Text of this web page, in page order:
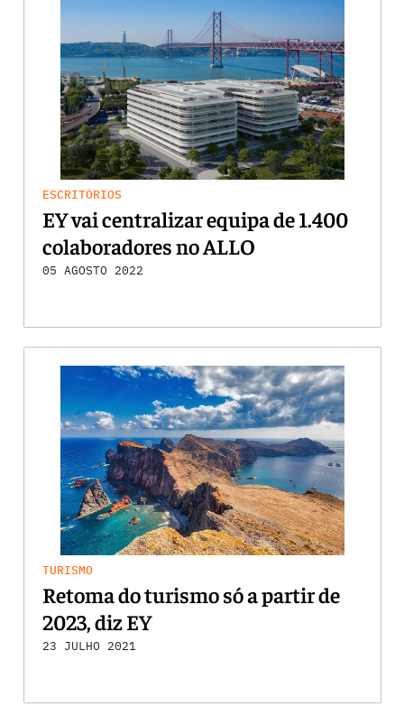
ESCRITÓRIOS
EY vai centralizar equipa de 1.400
colaboradores no ALLO
05 AGOSTO 2022
TURISMO
Retoma do turismo só a partir de
2023, diz EY
23 JULHO 2021